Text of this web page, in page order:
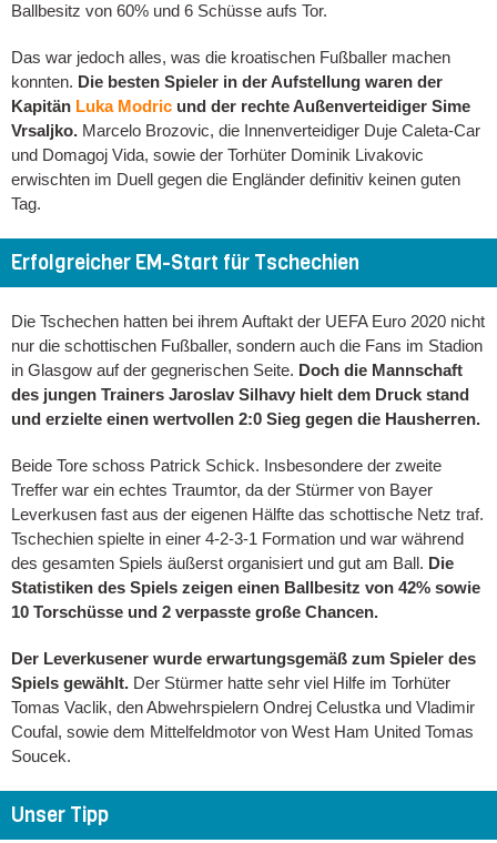
Ballbesitz von 60% und 6 Schüsse aufs Tor.
Das war jedoch alles, was die kroatischen Fußballer machen
konnten. Die besten Spieler in der Aufstellung waren der
Kapitän Luka Modric und der rechte Außenverteidiger Sime
Vrsaljko. Marcelo Brozovic, die Innenverteidiger Duje Caleta-Car
und Domagoj Vida, sowie der Torhüter Dominik Livakovic
erwischten im Duell gegen die Engländer definitiv keinen guten
Tag.
Erfolgreicher EM-Start für Tschechien
Die Tschechen hatten bei ihrem Auftakt der UEFA Euro 2020 nicht
nur die schottischen Fußballer, sondern auch die Fans im Stadion
in Glasgow auf der gegnerischen Seite. Doch die Mannschaft
des jungen Trainers Jaroslav Silhavy hielt dem Druck stand
und erzielte einen wertvollen 2:0 Sieg gegen die Hausherren.
Beide Tore schoss Patrick Schick. Insbesondere der zweite
Treffer war ein echtes Traumtor, da der Stürmer von Bayer
Leverkusen fast aus der eigenen Hälfte das schottische Netz traf.
Tschechien spielte in einer 4-2-3-1 Formation und war während
des gesamten Spiels äußerst organisiert und gut am Ball. Die
Statistiken des Spiels zeigen einen Ballbesitz von 42% sowie
10 Torschüsse und 2 verpasste große Chancen.
Der Leverkusener wurde erwartungsgemäß zum Spieler des
Spiels gewählt. Der Stürmer hatte sehr viel Hilfe im Torhüter
Tomas Vaclik, den Abwehrspielern Ondrej Celustka und Vladimir
Coufal, sowie dem Mittelfeldmotor von West Ham United Tomas
Soucek.
Unser Tipp